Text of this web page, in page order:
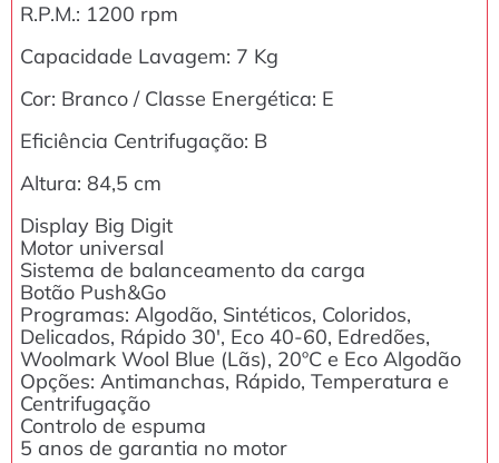
R.P.M.: 1200 rpm
Capacidade Lavagem: 7 Kg
Cor: Branco / Classe Energética: E
Eficiência Centrifugação: B
Altura: 84,5 cm
Display Big Digit
Motor universal
Sistema de balanceamento da carga
Botão Push&Go
Programas: Algodão, Sintéticos, Coloridos,
Delicados, Rápido 30′, Eco 40-60, Edredões,
Woolmark Wool Blue (Lãs), 20ºC e Eco Algodão
Opções: Antimanchas, Rápido, Temperatura e
Centrifugação
Controlo de espuma
5 anos de garantia no motor